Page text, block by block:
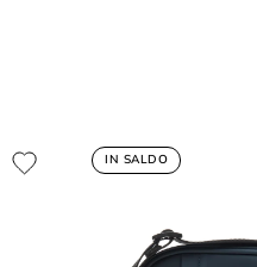
IN SALDO